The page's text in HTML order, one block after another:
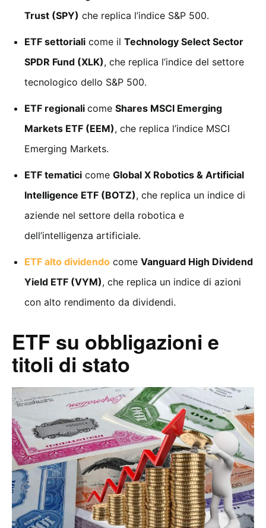
Trust (SPY) che replica l’indice S&P 500.
ETF settoriali come il Technology Select Sector
SPDR Fund (XLK), che replica l’indice del settore
tecnologico dello S&P 500.
ETF regionali come Shares MSCI Emerging
Markets ETF (EEM), che replica l’indice MSCI
Emerging Markets.
ETF tematici come Global X Robotics & Artificial
Intelligence ETF (BOTZ), che replica un indice di
aziende nel settore della robotica e
dell’intelligenza artificiale.
ETF alto dividendo come Vanguard High Dividend
Yield ETF (VYM), che replica un indice di azioni
con alto rendimento da dividendi.
ETF su obbligazioni e
titoli di stato